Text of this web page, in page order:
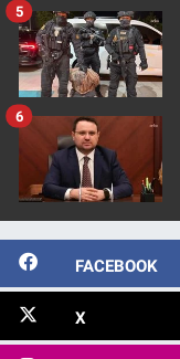
5
6
FACEBOOK
X